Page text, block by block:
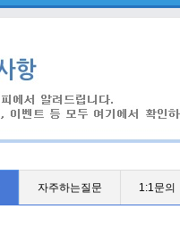
자주하는질문 1:1문의